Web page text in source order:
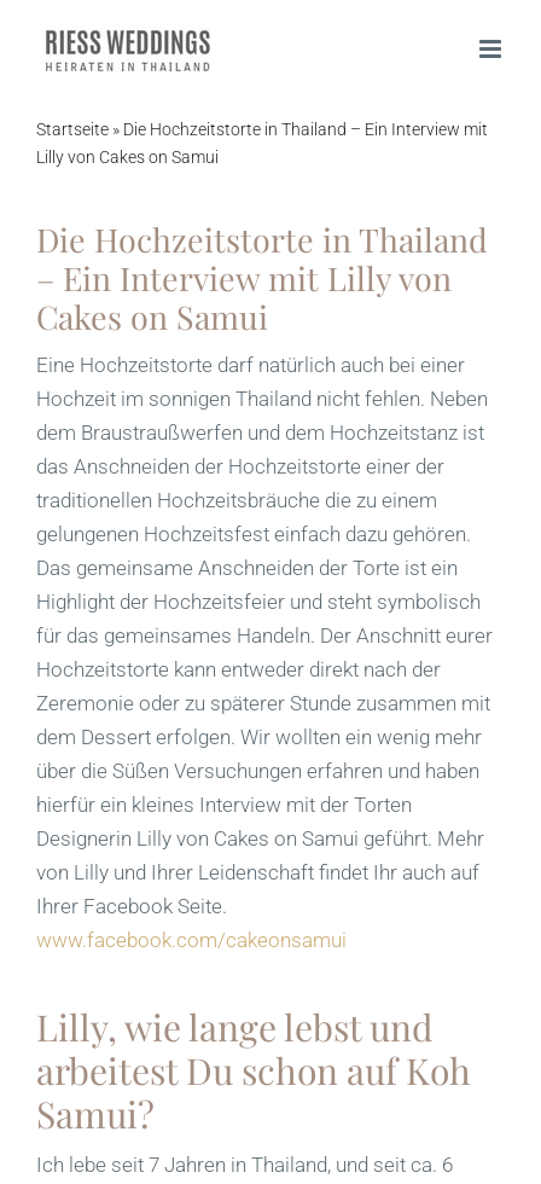
Inhalt
Startseite» Die Hochzeitstorte in Thailand – Ein Interview mit
Lilly von Cakes on Samui
Die Hochzeitstorte in Thailand
– Ein Interview mit Lilly von
Cakes on Samui
Eine Hochzeitstorte darf natürlich auch bei einer
Hochzeit im sonnigen Thailand nicht fehlen. Neben
dem Braustraußwerfen und dem Hochzeitstanz ist
das Anschneiden der Hochzeitstorte einer der
traditionellen Hochzeitsbräuche die zu einem
gelungenen Hochzeitsfest einfach dazu gehören.
Das gemeinsame Anschneiden der Torte ist ein
Highlight der Hochzeitsfeier und steht symbolisch
für das gemeinsames Handeln. Der Anschnitt eurer
Hochzeitstorte kann entweder direkt nach der
Zeremonie oder zu späterer Stunde zusammen mit
dem Dessert erfolgen. Wir wollten ein wenig mehr
über die Süßen Versuchungen erfahren und haben
hierfür ein kleines Interview mit der Torten
Designerin Lilly von Cakes on Samui geführt. Mehr
von Lilly und Ihrer Leidenschaft findet Ihr auch auf
Ihrer Facebook Seite.
www.facebook.com/cakeonsamui
Lilly, wie lange lebst und
arbeitest Du schon auf Koh
Samui?
Ich lebe seit 7 Jahren in Thailand, und seit ca. 6